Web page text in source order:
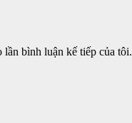
bình luận kế tiếp của tôi.